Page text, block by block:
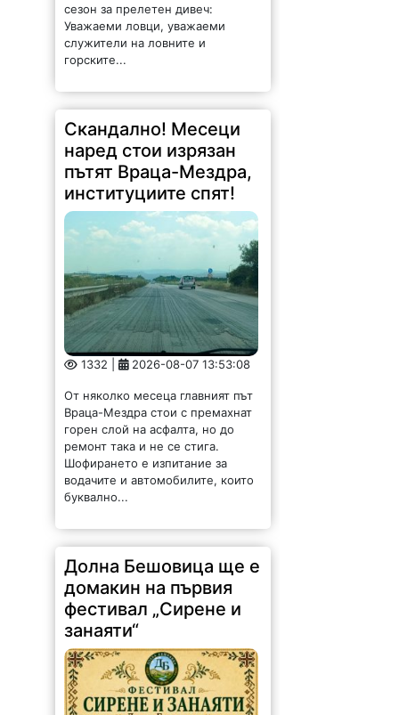
сезон за прелетен дивеч:
Уважаеми ловци, уважаеми
служители на ловните и
горските...
Скандално! Месеци
наред стои изрязан
пътят Враца-Мездра,
институциите спят!
1332 | 2026-08-07 13:53:08
От няколко месеца главният път
Враца-Мездра стои с премахнат
горен слой на асфалта, но до
ремонт така и не се стига.
Шофирането е изпитание за
водачите и автомобилите, които
буквално...
Долна Бешовица ще е
домакин на първия
фестивал „Сирене и
занаяти“